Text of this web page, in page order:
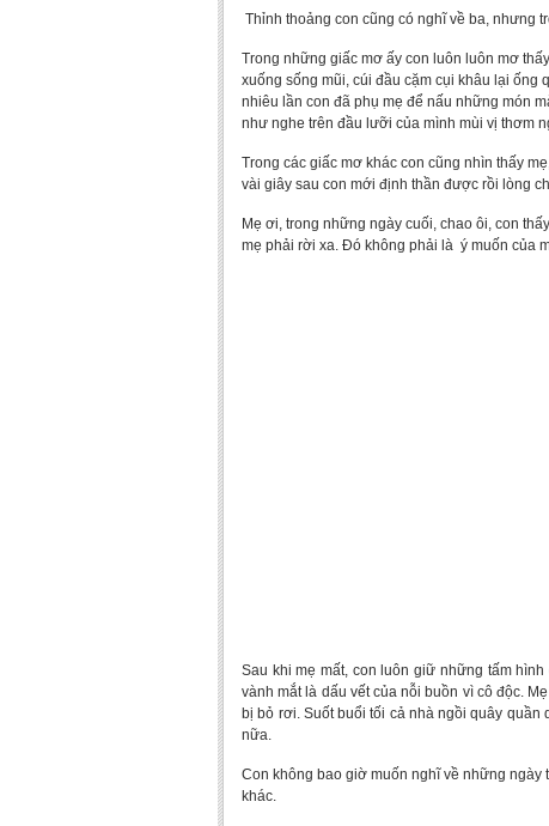
Thỉnh thoảng con cũng có nghĩ về ba, nhưng
Trong những giấc mơ ấy con luôn luôn mơ
xuống sống mũi, cúi đầu cặm cụi khâu lại ống
nhiêu lần con đã phụ mẹ để nấu những món
như nghe trên đầu lưỡi của mình mùi vị thơm
Trong các giấc mơ khác con cũng nhìn thấy
vài giây sau con mới định thần được rồi lòng
Mẹ ơi, trong những ngày cuối, chao ôi, con
mẹ phải rời xa. Đó không phải là ý muốn của
Sau khi mẹ mất, con luôn giữ những tấm
vành mắt là dấu vết của nỗi buồn vì cô độc.
bị bỏ rơi. Suốt buổi tối cả nhà ngồi quây
nữa.
Con không bao giờ muốn nghĩ về những
khác.